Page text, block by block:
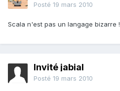
Posté 19 mars 2010
Scala n'est pas un langage bizarre !
Invité jabial
Posté 19 mars 2010